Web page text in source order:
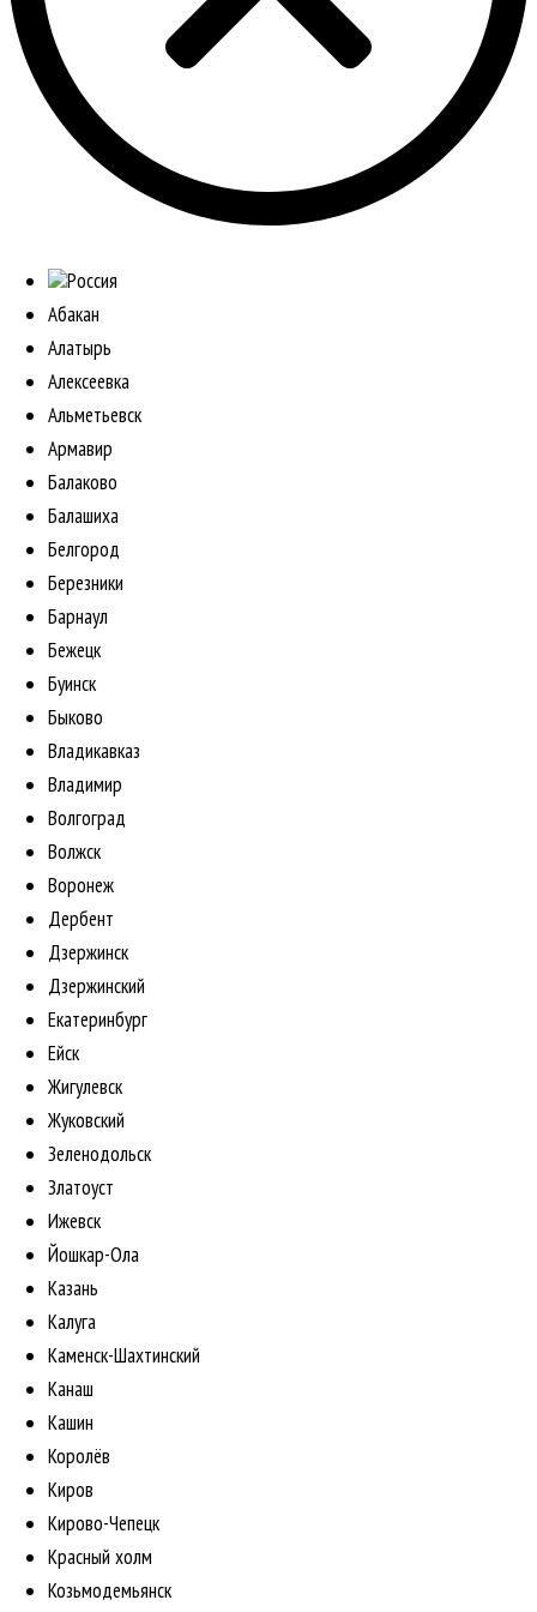
Россия
Абакан
Алатырь
Алексеевка
Альметьевск
Армавир
Балаково
Балашиха
Белгород
Березники
Барнаул
Бежецк
Буинск
Быково
Владикавказ
Владимир
Волгоград
Волжск
Воронеж
Дербент
Дзержинск
Дзержинский
Екатеринбург
Ейск
Жигулевск
Жуковский
Зеленодольск
Златоуст
Ижевск
Йошкар-Ола
Казань
Калуга
Каменск-Шахтинский
Канаш
Кашин
Королёв
Киров
Кирово-Чепецк
Красный холм
Козьмодемьянск